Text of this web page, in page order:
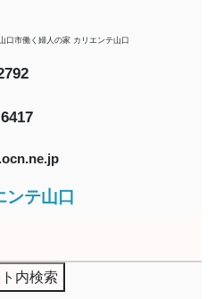
口市働く婦人の家 カリエンテ山口
ンテ山口